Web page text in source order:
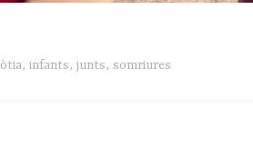
, infants, junts, somriures